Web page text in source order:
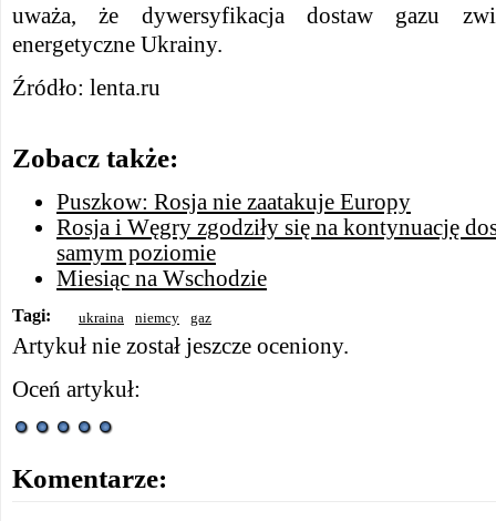
uważa, że dywersyfikacja dostaw gazu
energetyczne Ukrainy.
Źródło: lenta.ru
Zobacz także:
Puszkow: Rosja nie zaatakuje Europy
Rosja i Węgry zgodziły się na kontynuację
samym poziomie
Miesiąc na Wschodzie
Tagi: ukraina niemcy gaz
Artykuł nie został jeszcze oceniony.
Oceń artykuł:
Komentarze: